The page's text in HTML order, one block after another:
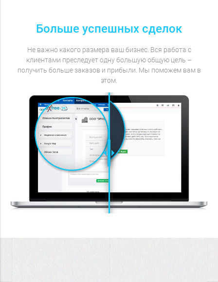
Больше успешных сделок
Не важно какого размера ваш бизнес. Вся работа с
клиентами преследует одну большую общую цель –
получить больше заказов и прибыли. Мы поможем вам в
этом.